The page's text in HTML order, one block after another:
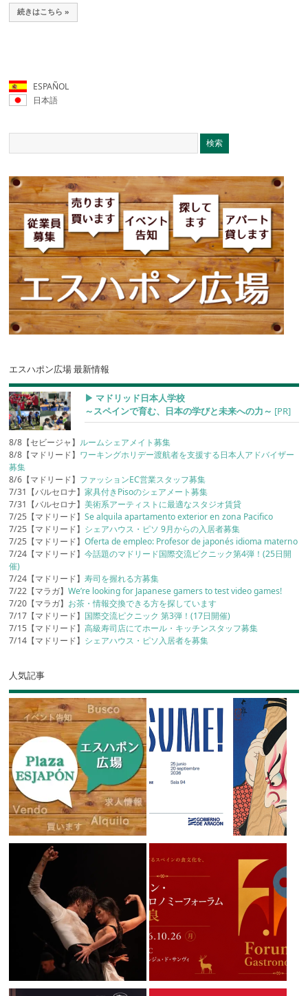
続きはこちら »
ESPAÑOL
日本語
エスハポン広場 最新情報
▶︎ マドリッド日本人学校
～スペインで育む、日本の学びと未来への力～ [PR]
8/8【セビージャ】 ルームシェアメイト募集
8/8【マドリード】 ワーキングホリデー渡航者を支援する日本人アドバイザー
募集
8/6【マドリード】 ファッションEC営業スタッフ募集
7/31【バルセロナ】家具付きPisoのシェアメート募集
7/31【バルセロナ】美術系アーティストに最適なスタジオ賃貸
7/25【マドリード】Se alquila apartamento exterior en zona Pacifico
7/25【マドリード】 シェアハウス・ピソ 9月からの入居者募集
7/25【マドリード】Oferta de empleo: Profesor de japonés idioma materno
7/24【マドリード】今話題のマドリード国際交流ピクニック第4弾！(25日開
催)
7/24【マドリード】寿司を握れる方募集
7/22【マラガ】We’re looking for Japanese gamers to test video games!
7/20【マラガ】 お茶・情報交換できる方を探しています
7/17【マドリード】 国際交流ピクニック 第3弾！(17日開催)
7/15【マドリード】高級寿司店にてホール・キッチンスタッフ募集
7/14【マドリード】 シェアハウス・ピソ入居者を募集
人気記事